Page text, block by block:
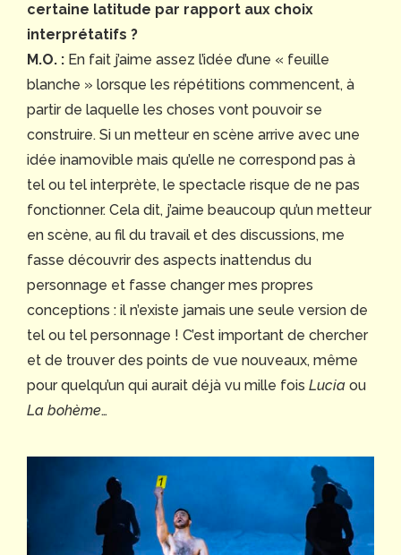
certaine latitude par rapport aux choix
interprétatifs ?
M.O. : En fait j’aime assez l’idée d’une « feuille
blanche » lorsque les répétitions commencent, à
partir de laquelle les choses vont pouvoir se
construire. Si un metteur en scène arrive avec une
idée inamovible mais qu’elle ne correspond pas à
tel ou tel interprète, le spectacle risque de ne pas
fonctionner. Cela dit, j’aime beaucoup qu’un metteur
en scène, au fil du travail et des discussions, me
fasse découvrir des aspects inattendus du
personnage et fasse changer mes propres
conceptions : il n’existe jamais une seule version de
tel ou tel personnage ! C’est important de chercher
et de trouver des points de vue nouveaux, même
pour quelqu’un qui aurait déjà vu mille fois Lucia ou
La bohème…